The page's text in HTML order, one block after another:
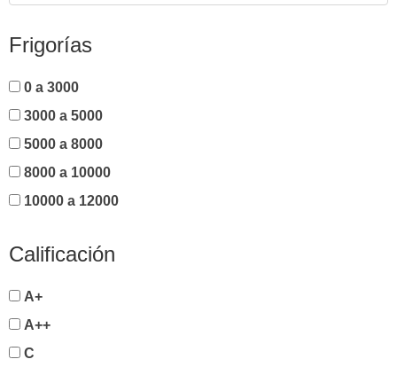
Frigorías
0 a 3000
3000 a 5000
5000 a 8000
8000 a 10000
10000 a 12000
Calificación
A+
A++
C